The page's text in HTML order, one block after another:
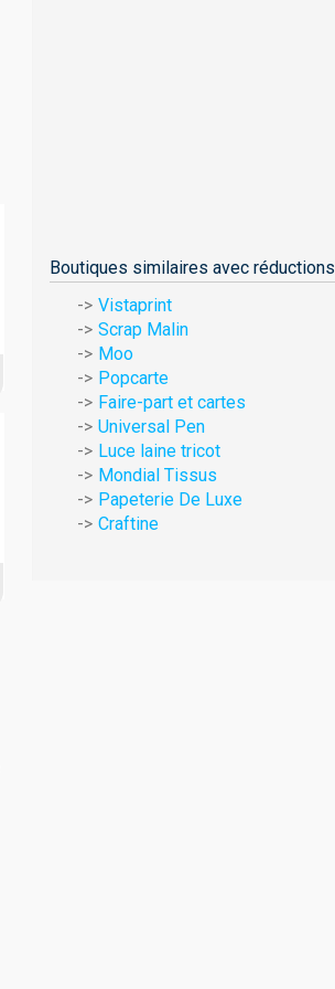
Boutiques similaires avec réductions
Vistaprint
Scrap Malin
Moo
Popcarte
Faire-part et cartes
Universal Pen
Luce laine tricot
Mondial Tissus
Papeterie De Luxe
Craftine